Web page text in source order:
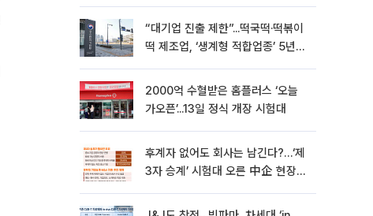
“대기업 진출 제한”...떡국떡·떡볶이
떡 제조업, ‘생계형 적합업종’ 5년
2000억 수혈받은 홈플러스 ‘오늘
가오픈’...13일 정식 개장 시험대
후계자 없어도 회사는 남긴다?…‘제
3자 승계’ 시험대 오른 中企 현장